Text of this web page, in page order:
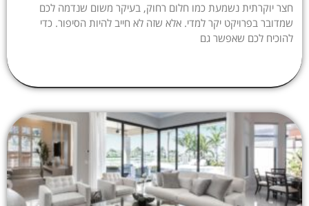
חצר יוקרתית נשמעת כמו חלום רחוק, בעיקר משום שנדמה לכם
שמדובר בפרויקט יקר למדי. אלא שזה לא חייב להיות הסיפור. כדי
להוכיח לכם שאפשר גם